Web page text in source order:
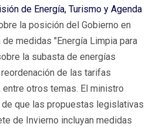
de Energía, Turismo y Agenda
la posición del Gobierno en
medidas "Energía Limpia para
la subasta de energías
de las tarifas
otros temas. El ministro
que las propuestas legislativas
de Invierno incluyan medidas